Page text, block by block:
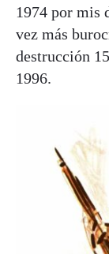
1974 por mis
vez más
destrucción
1996.